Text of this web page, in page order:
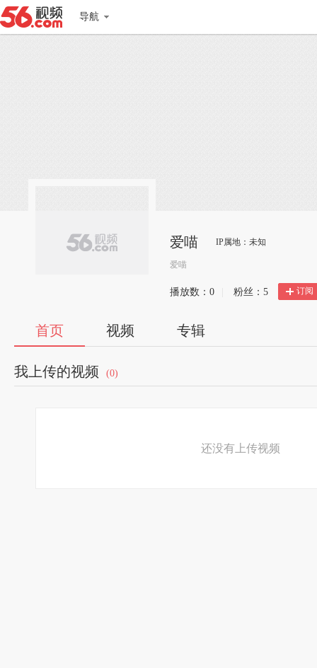
导航
爱喵 IP属地：未知
爱喵
播放数： 0 粉丝： 5 订阅
首页 视频 专辑
我上传的视频 (0)
还没有上传视频